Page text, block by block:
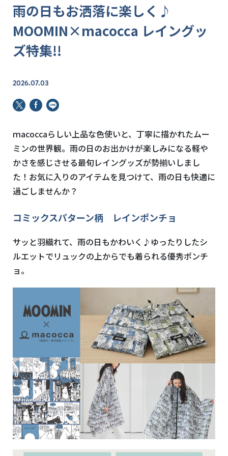
雨の日もお洒落に楽しく♪
MOOMIN×macocca レイングッ
ズ特集!!
2026.07.03
ｍacoccaらしい上品な色使いと、丁寧に描かれたムー
ミンの世界観。雨の日のお出かけが楽しみになる軽や
かさを感じさせる最旬レイングッズが勢揃いしまし
た！お気に入りのアイテムを見つけて、雨の日も快適に
過ごしませんか？
コミックスパターン柄 レインポンチョ
サッと羽織れて、雨の日もかわいく♪ゆったりしたシ
ルエットでリュックの上からでも着られる優秀ポンチ
ョ。